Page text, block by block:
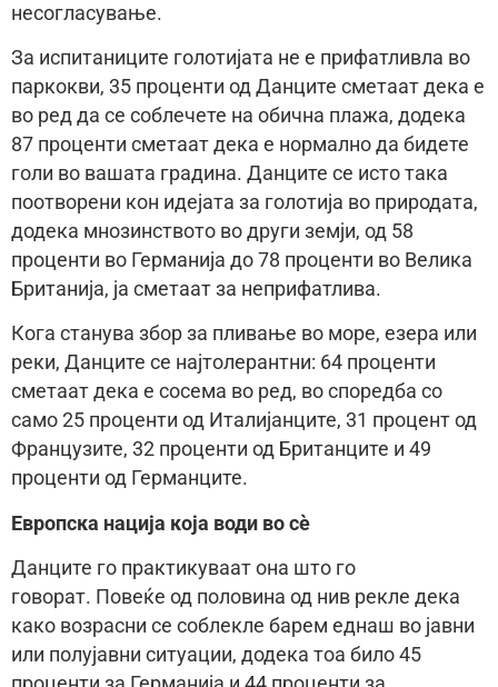
несогласување.
За испитаниците голотијата не е прифатливла во
паркокви, 35 проценти од Данците сметаат дека е
во ред да се соблечете на обична плажа, додека
87 проценти сметаат дека е нормално да бидете
голи во вашата градина. Данците се исто така
поотворени кон идејата за голотија во природата,
додека мнозинството во други земји, од 58
проценти во Германија до 78 проценти во Велика
Британија, ја сметаат за неприфатлива.
Кога станува збор за пливање во море, езера или
реки, Данците се најтолерантни: 64 проценти
сметаат дека е сосема во ред, во споредба со
само 25 проценти од Италијанците, 31 процент од
Французите, 32 проценти од Британците и 49
проценти од Германците.
Европска нација која води во сè
Данците го практикуваат она што го
говорат. Повеќе од половина од нив рекле дека
како возрасни се соблекле барем еднаш во јавни
или полујавни ситуации, додека тоа било 45